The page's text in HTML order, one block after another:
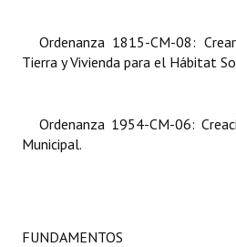
Actas de Audiencias Públicas
Comunicaciones
Ordenanza 1815-CM-08:
Tierra y Vivienda para el Hábitat
Ordenanza 1954-CM-06:
Municipal.
FUNDAMENTOS